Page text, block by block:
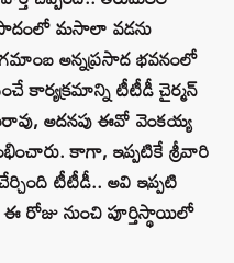
మసాలా వడను
అన్నప్రసాద భవనంలో
కార్యక్రమాన్ని టీటీడీ చైర్మన్
అదనపు ఈవో వెంకయ్య
కాగా, ఇప్పటికే శ్రీవారి
టీటీడీ.. అవి ఇప్పటి
రోజు నుంచి పూర్తిస్థాయిలో